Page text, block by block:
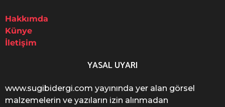
Hakkımda
Künye
İletişim
YASAL UYARI
www.sugibidergi.com yayınında yer alan görsel
malzemelerin ve yazıların izin alınmadan